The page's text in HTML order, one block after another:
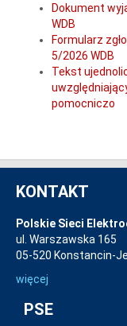
Dokument
WDB
Formularz
5/2026 WDB
Tekst
pomocniczo
KONTAKT
Polskie Sieci
ul. Warszawska 165
05-520 Konstancin-
więcej
PSE